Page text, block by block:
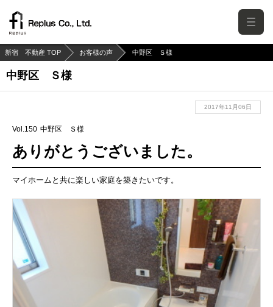
新宿 不動産 TOP お客様の声 中野区 Ｓ様
中野区 Ｓ様
2017年11月06日
Vol.150 中野区 Ｓ様
ありがとうございました。
マイホームと共に楽しい家庭を築きたいです。